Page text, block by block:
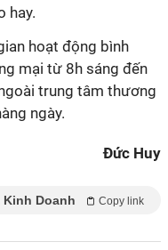
hay.
hoạt động bình
mại từ 8h sáng đến
trung tâm thương
ngày.
Đức Huy
Kinh Doanh Copy link